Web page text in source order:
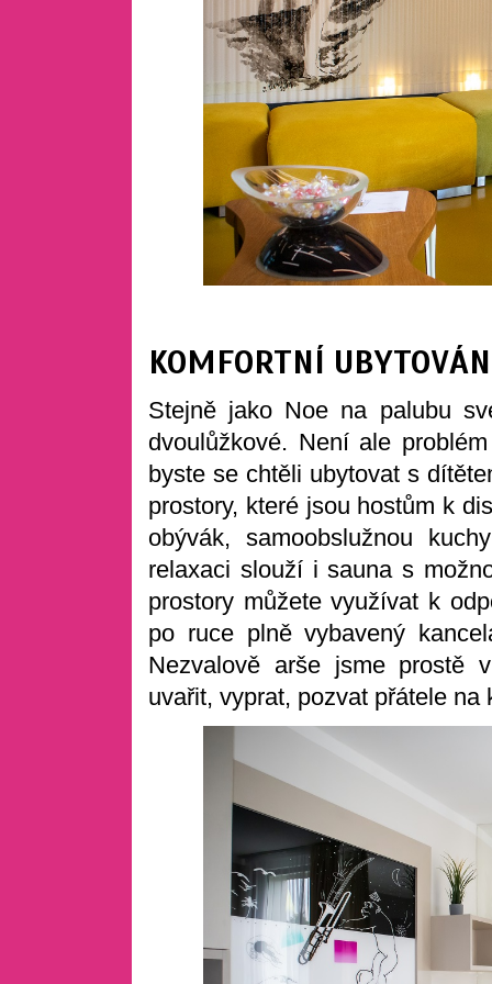
KOMFORTNÍ
Stejně jako Noe na palubu
dvoulůžkové. Není ale
byste se chtěli ubytovat s
prostory, které jsou hostům k
obývák, samoobslužnou
relaxaci slouží i sauna s
prostory můžete využívat k
po ruce plně vybavený
Nezvalově arše jsme prostě
uvařit, vyprat, pozvat přátele